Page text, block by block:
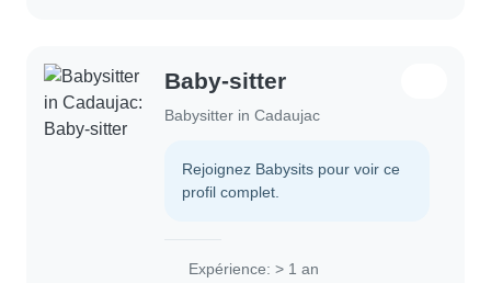
Baby-sitter
Babysitter in Cadaujac
Rejoignez Babysits pour voir ce
profil complet.
Expérience: > 1 an